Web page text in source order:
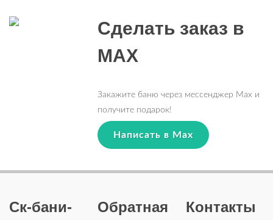
Сделать заказ в
MAX
Закажите баню через мессенджер Max и
получите подарок!
Написать в Max
Ск-бани-
Обратная
Контакты